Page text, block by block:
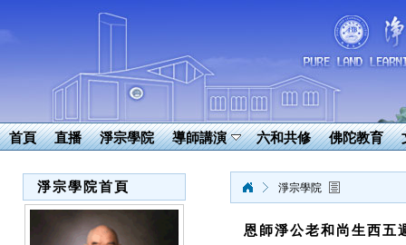
首頁 直播 淨宗學院 導師講演 六和共修 佛陀教育
淨宗學院首頁 淨宗學院
恩師淨公老和尚生西五